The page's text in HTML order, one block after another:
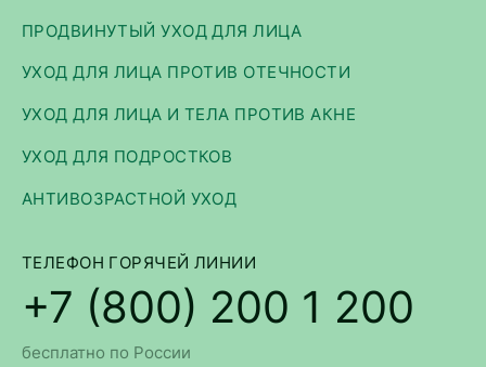
ПРОДВИНУТЫЙ УХОД ДЛЯ ЛИЦА
УХОД ДЛЯ ЛИЦА ПРОТИВ ОТЕЧНОСТИ
УХОД ДЛЯ ЛИЦА И ТЕЛА ПРОТИВ АКНЕ
УХОД ДЛЯ ПОДРОСТКОВ
АНТИВОЗРАСТНОЙ УХОД
ТЕЛЕФОН ГОРЯЧЕЙ ЛИНИИ
+7 (800) 200 1 200
бесплатно по России